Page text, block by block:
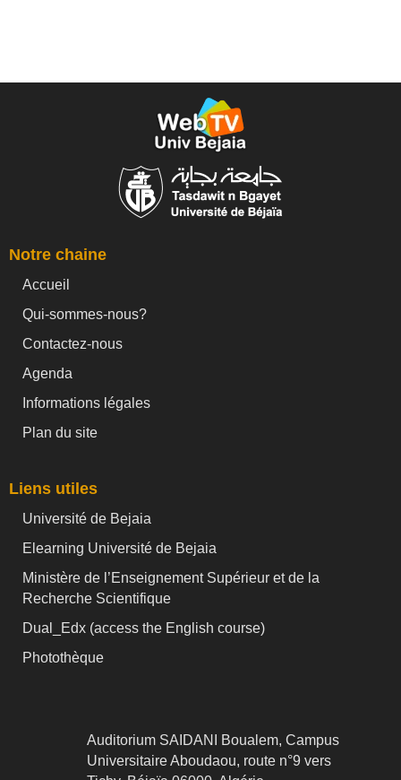
Notre chaine
Accueil
Qui-sommes-nous?
Contactez-nous
Agenda
Informations légales
Plan du site
Liens utiles
Université de Bejaia
Elearning Université de Bejaia
Ministère de l’Enseignement Supérieur et de la
Recherche Scientifique
Dual_Edx (access the English course)
Photothèque
Auditorium SAIDANI Boualem, Campus
Universitaire Aboudaou, route n°9 vers